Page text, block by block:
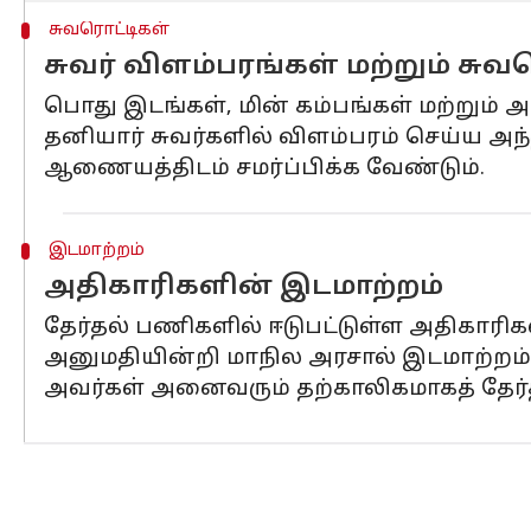
சுவரொட்டிகள்
சுவர் விளம்பரங்கள் மற்றும்
பொது இடங்கள், மின் கம்பங்கள் மற்றும்
தனியார் சுவர்களில் விளம்பரம் செய்ய
ஆணையத்திடம் சமர்ப்பிக்க வேண்டும்.
இடமாற்றம்
அதிகாரிகளின் இடமாற்றம்
தேர்தல் பணிகளில் ஈடுபட்டுள்ள
அனுமதியின்றி மாநில அரசால் இடமாற்றம்
அவர்கள் அனைவரும் தற்காலிகமாகத்